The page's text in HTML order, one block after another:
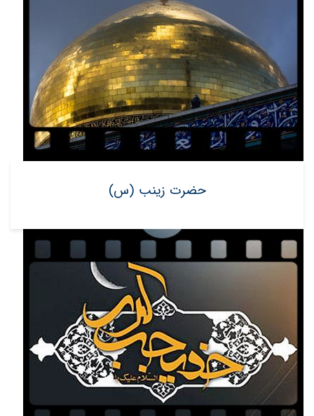
حضرت زینب (س)